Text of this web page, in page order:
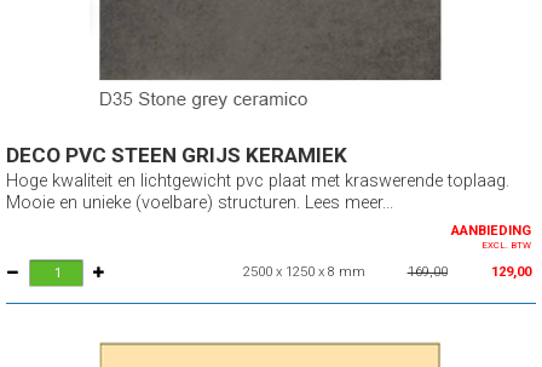
DECO PVC STEEN GRIJS KERAMIEK
Hoge kwaliteit en lichtgewicht pvc plaat met kraswerende toplaag.
Mooie en unieke (voelbare) structuren. Lees meer...
AANBIEDING
EXCL. BTW
2500 x 1250 x 8 mm 169,00 129,00